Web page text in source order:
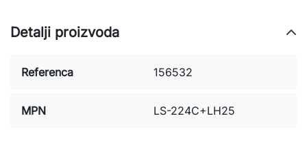
Detalji proizvoda
Referenca 156532
MPN LS-224C+LH25